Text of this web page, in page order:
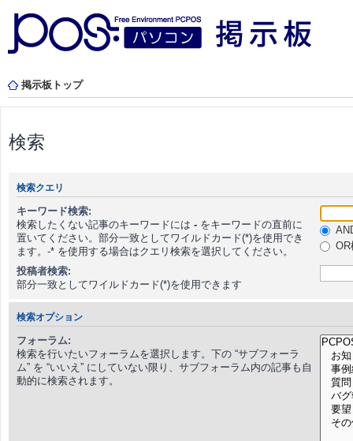
掲示板トップ
検索
検索クエリ
キーワード検索:
検索したくない記事のキーワードには - をキーワードの直前に
置いてください。部分一致としてワイルドカード(*)を使用でき
ます。-* を使用する場合はクエリ検索を選択してください。
OR
投稿者検索:
部分一致としてワイルドカード(*)を使用できます
検索オプション
フォーラム:
検索を行いたいフォーラムを選択します。下の “サブフォーラ
ム” を “いいえ” にしていない限り、サブフォーラム内の記事も自
動的に検索されます。